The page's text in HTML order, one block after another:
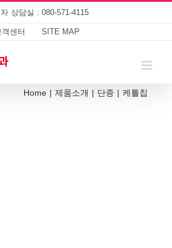
상담실 : 080-571-4115
객센터 SITE MAP
Home | 제품소개 | 단종 | 케틀칩